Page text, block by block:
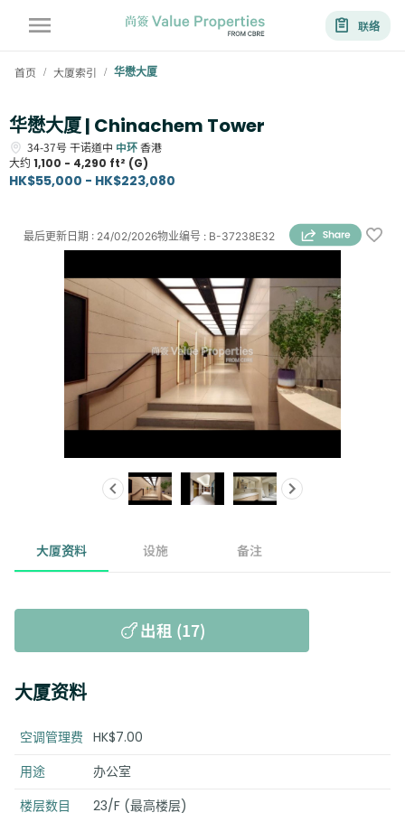
联络
首页 / 大厦索引 / 华懋大厦
华懋大厦 | Chinachem Tower
34-37号 干诺道中 中环香港
大约 1,100 - 4,290 ft² (G)
HK$55,000 - HK$223,080
物业编号 : B-37238E32
最后更新日期 : 24/02/2026
大厦资料 设施 备注
出租 (17)
大厦资料
空调管理费 HK$7.00
用途
办公室
楼层数目
23/F (最高楼层)